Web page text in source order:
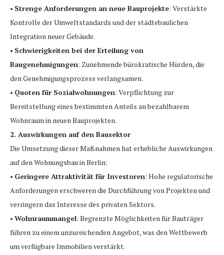
• Strenge Anforderungen an neue Bauprojekte: Verstärkte
Kontrolle der Umweltstandards und der städtebaulichen
Integration neuer Gebäude.
• Schwierigkeiten bei der Erteilung von
Baugenehmigungen: Zunehmende bürokratische Hürden, die
den Genehmigungsprozess verlangsamen.
• Quoten für Sozialwohnungen: Verpflichtung zur
Bereitstellung eines bestimmten Anteils an bezahlbarem
Wohnraum in neuen Bauprojekten.
2. Auswirkungen auf den Bausektor
Die Umsetzung dieser Maßnahmen hat erhebliche Auswirkungen
auf den Wohnungsbau in Berlin:
• Geringere Attraktivität für Investoren: Hohe regulatorische
Anforderungen erschweren die Durchführung von Projekten und
verringern das Interesse des privaten Sektors.
• Wohnraummangel: Begrenzte Möglichkeiten für Bauträger
führen zu einem unzureichenden Angebot, was den Wettbewerb
um verfügbare Immobilien verstärkt.